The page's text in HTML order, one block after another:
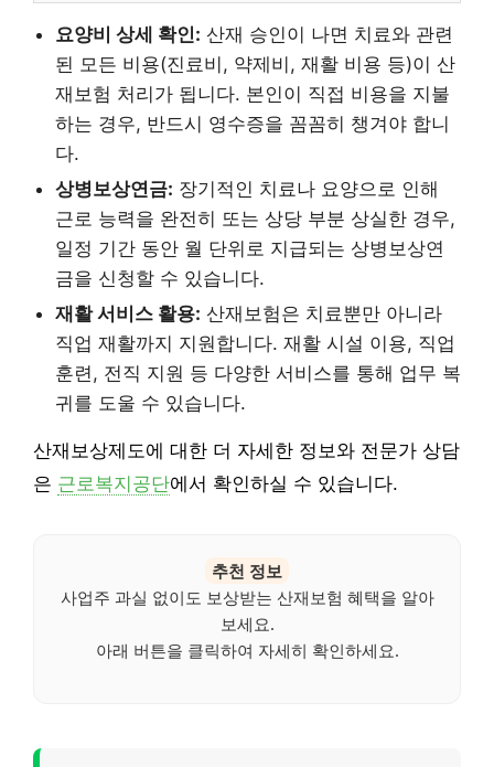
요양비 상세 확인: 산재 승인이 나면 치료와 관련
된 모든 비용(진료비, 약제비, 재활 비용 등)이 산
재보험 처리가 됩니다. 본인이 직접 비용을 지불
하는 경우, 반드시 영수증을 꼼꼼히 챙겨야 합니
다.
상병보상연금: 장기적인 치료나 요양으로 인해
근로 능력을 완전히 또는 상당 부분 상실한 경우,
일정 기간 동안 월 단위로 지급되는 상병보상연
금을 신청할 수 있습니다.
재활 서비스 활용: 산재보험은 치료뿐만 아니라
직업 재활까지 지원합니다. 재활 시설 이용, 직업
훈련, 전직 지원 등 다양한 서비스를 통해 업무 복
귀를 도울 수 있습니다.
산재보상제도에 대한 더 자세한 정보와 전문가 상담
은 근로복지공단에서 확인하실 수 있습니다.
추천 정보
사업주 과실 없이도 보상받는 산재보험 혜택을 알아
보세요.
아래 버튼을 클릭하여 자세히 확인하세요.